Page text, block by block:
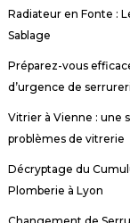
Radiateur en Fonte :
Sablage
Préparez-vous
d’urgence de
Vitrier à Vienne : une
problèmes de vitrerie
Décryptage du
Plomberie à Lyon